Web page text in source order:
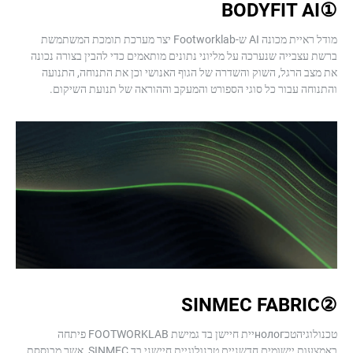
מודל ראיית מכונה AI ש-Footworklab יצר מערכת תומכת המשתמשת
שנערכה על מליוני נתונים מותאמים כדי להבין בצורה נכונה
השוק והשדרה של הגוף האנושי וכן את התנוחה, התנועה
כל סוגי הספורט והמעקב וההוראה של תנועת השיקום.
טכנולוגיהטכнологיית חיישן בד גמישת FOOTWORKLAB פיתחה